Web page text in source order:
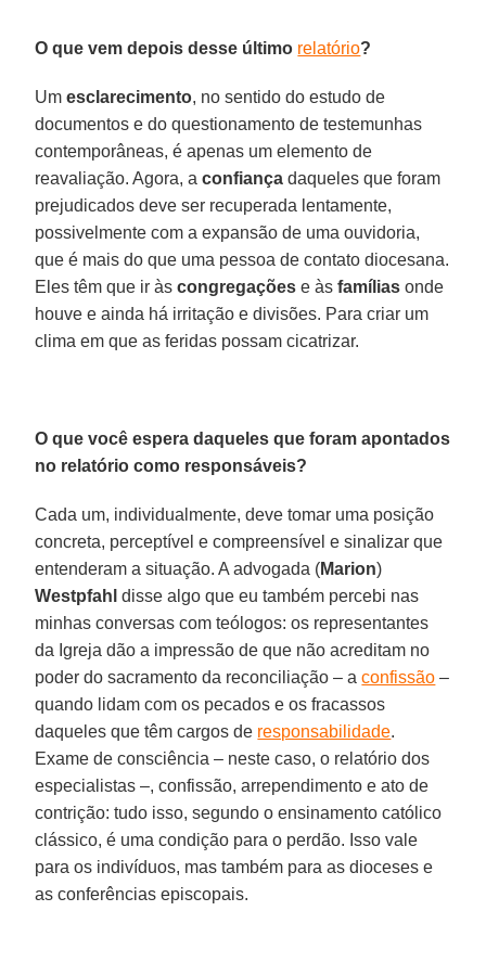
O que vem depois desse último relatório?
Umesclarecimento, no sentido do estudo de
documentos e do questionamento de testemunhas
contemporâneas, é apenas um elemento de
reavaliação. Agora, aconfiança daqueles que foram
prejudicados deve ser recuperada lentamente,
possivelmente com a expansão de uma ouvidoria,
que é mais do que uma pessoa de contato diocesana.
Eles têm que ir àscongregações e àsfamílias onde
houve e ainda há irritação e divisões. Para criar um
clima em que as feridas possam cicatrizar.
O que você espera daqueles que foram apontados
no relatório como responsáveis?
Cada um, individualmente, deve tomar uma posição
concreta, perceptível e compreensível e sinalizar que
entenderam a situação. A advogada (Marion)
Westpfahl disse algo que eu também percebi nas
minhas conversas com teólogos: os representantes
da Igreja dão a impressão de que não acreditam no
poder do sacramento da reconciliação – aconfissão –
quando lidam com os pecados e os fracassos
daqueles que têm cargos de responsabilidade.
Exame de consciência – neste caso, o relatório dos
especialistas –, confissão, arrependimento e ato de
contrição: tudo isso, segundo o ensinamento católico
clássico, é uma condição para o perdão. Isso vale
para os indivíduos, mas também para as dioceses e
as conferências episcopais.